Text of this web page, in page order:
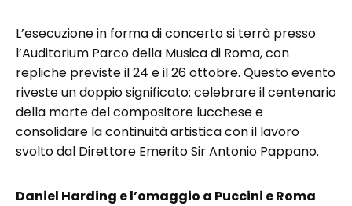
L’esecuzione in forma di concerto si terrà presso
l’Auditorium Parco della Musica di Roma, con
repliche previste il 24 e il 26 ottobre. Questo evento
riveste un doppio significato: celebrare il centenario
della morte del compositore lucchese e
consolidare la continuità artistica con il lavoro
svolto dal Direttore Emerito Sir Antonio Pappano.
Daniel Harding e l’omaggio a Puccini e Roma